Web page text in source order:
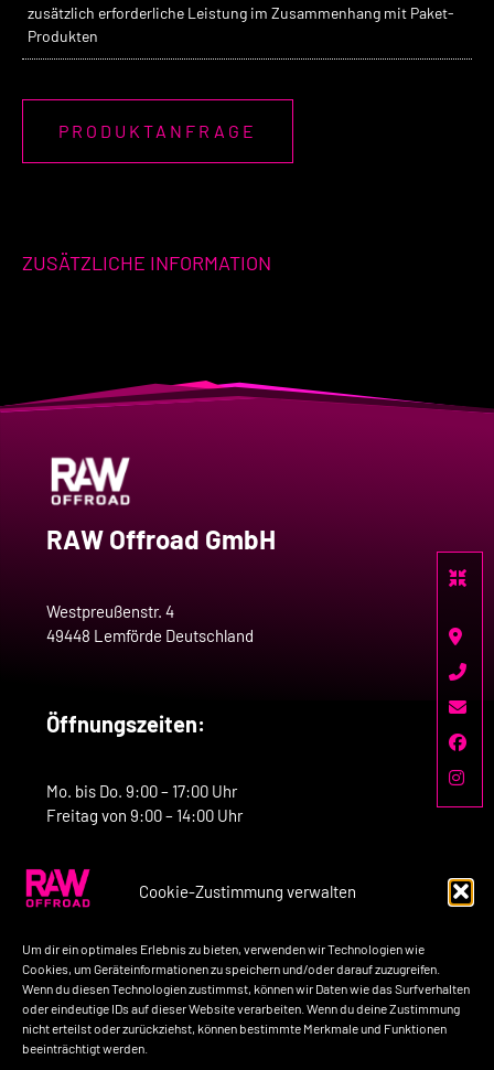
Cookie-Zustimmung verwalten
Um dir ein optimales Erlebnis zu bieten, verwenden wir Technologien wie
Cookies, um Geräteinformationen zu speichern und/oder darauf zuzugreifen.
Wenn du diesen Technologien zustimmst, können wir Daten wie das Surfverhalten
oder eindeutige IDs auf dieser Website verarbeiten. Wenn du deine Zustimmung
nicht erteilst oder zurückziehst, können bestimmte Merkmale und Funktionen
beeinträchtigt werden.
zusätzlich erforderliche Leistung im Zusammenhang mit Paket-
Produkten
PRODUKTANFRAGE
ZUSÄTZLICHE INFORMATION
RAW Offroad GmbH
Westpreußenstr. 4
49448 Lemförde Deutschland
Öffnungszeiten:
Mo. bis Do. 9:00 – 17:00 Uhr
Freitag von 9:00 – 14:00 Uhr
Kontakt:
Telefon: +49-160-7758517
E-Mail: kontakt@raw-offroad.de